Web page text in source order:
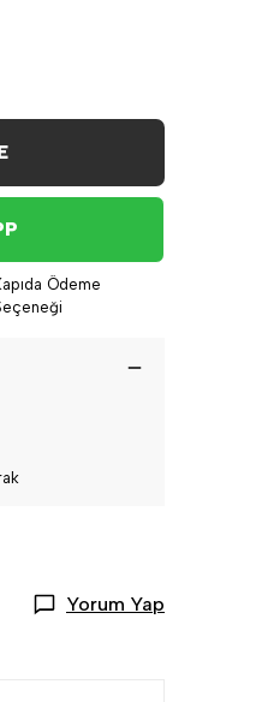
Ödeme
Yorum Yap